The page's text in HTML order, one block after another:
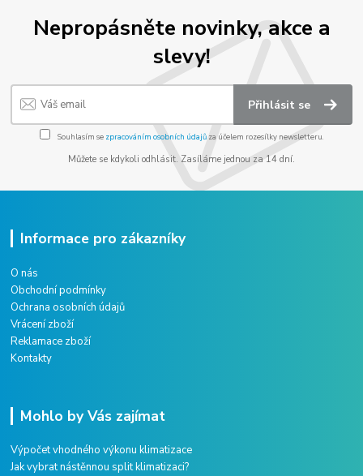
Nepropásněte novinky, akce a
slevy!
Přihlásit se
Souhlasím se zpracováním osobních údajůza účelem rozesílky newsletteru.
Můžete se kdykoli odhlásit. Zasíláme jednou za 14 dní.
Informace pro zákazníky
O nás
Obchodní podmínky
Ochrana osobních údajů
Vrácení zboží
Reklamace zboží
Kontakty
Mohlo by Vás zajímat
Výpočet vhodného výkonu klimatizace
Jak vybrat nástěnnou split klimatizaci?